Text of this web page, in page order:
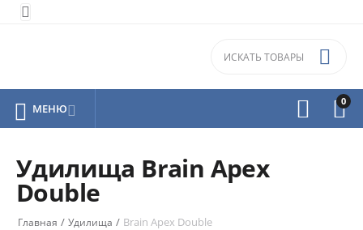

0



 МЕНЮ
Удилища Brain Apex
Double
Главная / Удилища / Brain Apex Double